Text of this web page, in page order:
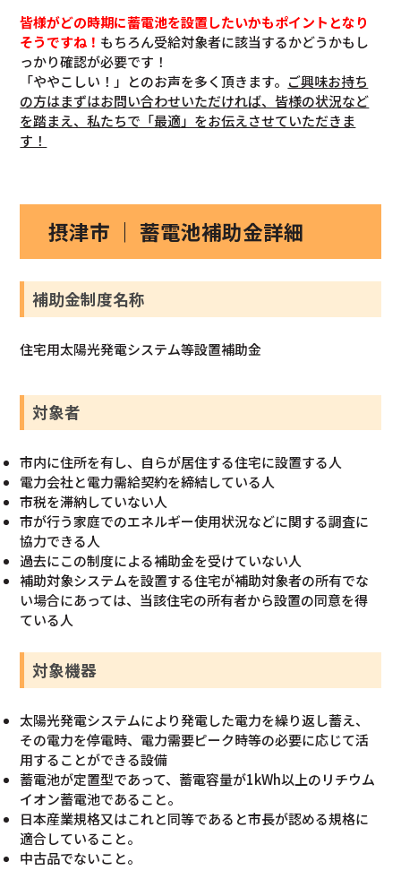
皆様がどの時期に蓄電池を設置したいかもポイントとなり
そうですね！ もちろん受給対象者に該当するかどうかもし
っかり確認が必要です！
「ややこしい！」とのお声を多く頂きます。 ご興味お持ち
の方はまずはお問い合わせいただければ、皆様の状況など
を踏まえ、私たちで「最適」をお伝えさせていただきま
す！
摂津市 ｜ 蓄電池補助金詳細
補助金制度名称
住宅用太陽光発電システム等設置補助金
対象者
市内に住所を有し、自らが居住する住宅に設置する人
電力会社と電力需給契約を締結している人
市税を滞納していない人
市が行う家庭でのエネルギー使用状況などに関する調査に
協力できる人
過去にこの制度による補助金を受けていない人
補助対象システムを設置する住宅が補助対象者の所有でな
い場合にあっては、当該住宅の所有者から設置の同意を得
ている人
対象機器
太陽光発電システムにより発電した電力を繰り返し蓄え、
その電力を停電時、電力需要ピーク時等の必要に応じて活
用することができる設備
蓄電池が定置型であって、蓄電容量が1kWh以上のリチウム
イオン蓄電池であること。
日本産業規格又はこれと同等であると市長が認める規格に
適合していること。
中古品でないこと。